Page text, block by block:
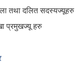
तथा दलित सदस्यज्यूहरु
प्रमुखज्यू हरु